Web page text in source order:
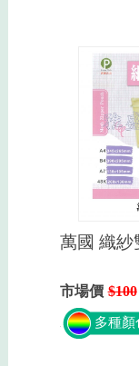
萬國 織紗
市場價 $100
多種顏